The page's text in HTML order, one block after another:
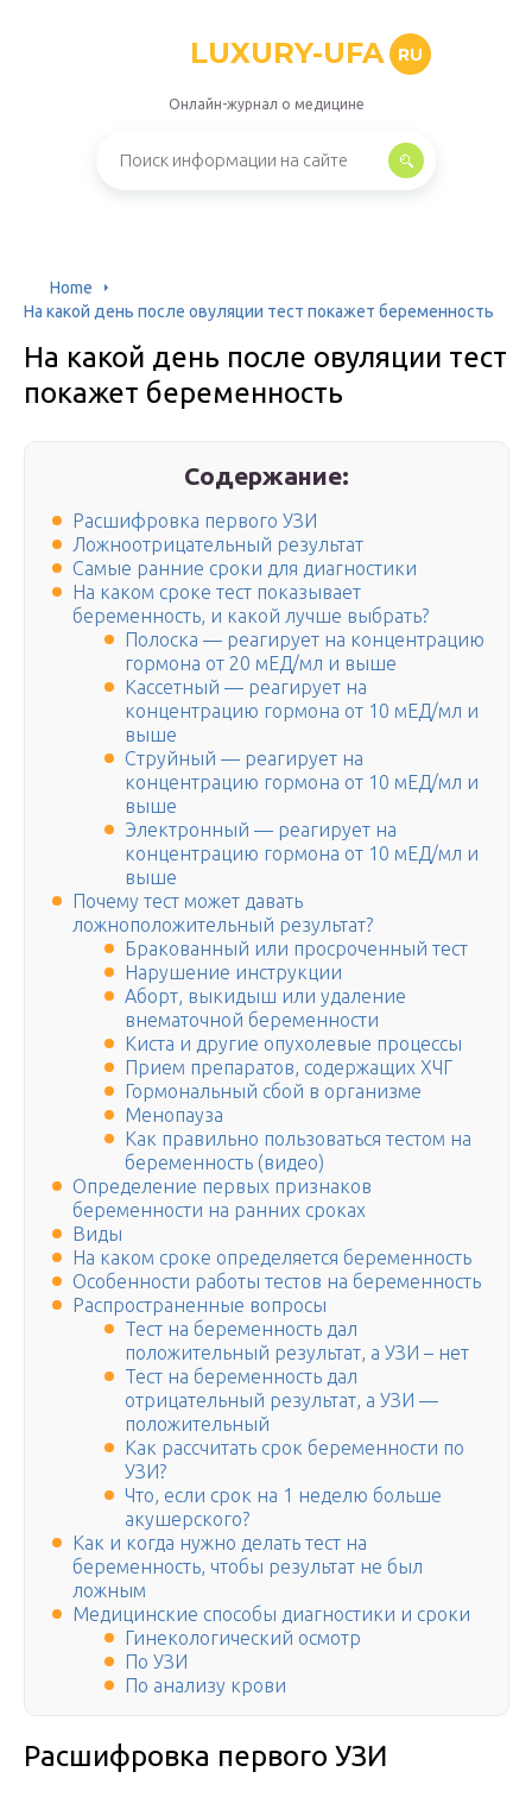
LUXURY-UFA RU
Онлайн-журнал о медицине
Home
На какой день после овуляции тест покажет беременность
На какой день после овуляции тест
покажет беременность
Содержание:
Расшифровка первого УЗИ
Ложноотрицательный результат
Самые ранние сроки для диагностики
На каком сроке тест показывает
беременность, и какой лучше выбрать?
Полоска — реагирует на концентрацию
гормона от 20 мЕД/мл и выше
Кассетный — реагирует на
концентрацию гормона от 10 мЕД/мл и
выше
Струйный — реагирует на
концентрацию гормона от 10 мЕД/мл и
выше
Электронный — реагирует на
концентрацию гормона от 10 мЕД/мл и
выше
Почему тест может давать
ложноположительный результат?
Бракованный или просроченный тест
Нарушение инструкции
Аборт, выкидыш или удаление
внематочной беременности
Киста и другие опухолевые процессы
Прием препаратов, содержащих ХЧГ
Гормональный сбой в организме
Менопауза
Как правильно пользоваться тестом на
беременность (видео)
Определение первых признаков
беременности на ранних сроках
Виды
На каком сроке определяется беременность
Особенности работы тестов на беременность
Распространенные вопросы
Тест на беременность дал
положительный результат, а УЗИ – нет
Тест на беременность дал
отрицательный результат, а УЗИ —
положительный
Как рассчитать срок беременности по
УЗИ?
Что, если срок на 1 неделю больше
акушерского?
Как и когда нужно делать тест на
беременность, чтобы результат не был
ложным
Медицинские способы диагностики и сроки
Гинекологический осмотр
По УЗИ
По анализу крови
Расшифровка первого УЗИ